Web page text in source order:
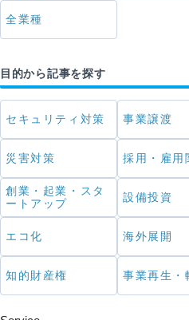
全業種
目的から記事を探す
セキュリティ対策 事業譲渡
災害対策 採用・雇用
創業・起業・スタ
ートアップ
設備投資
エコ化 海外展開
知的財産権 事業再生・